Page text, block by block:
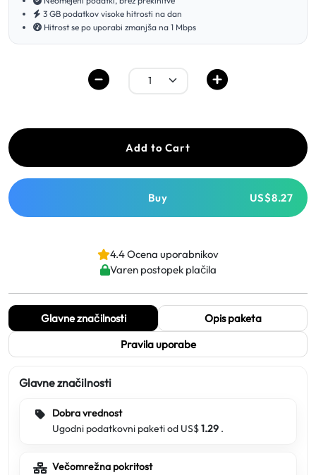
3 GB podatkov visoke hitrosti na dan
Hitrost se po uporabi zmanjša na 1 Mbps
Add to Cart
Buy US$8.27
4.4 Ocena uporabnikov
Varen postopek plačila
Glavne značilnosti
Opis paketa
Pravila uporabe
Glavne značilnosti
Dobra vrednost
Ugodni podatkovni paketi od US$1.29 .
Večomrežna pokritost